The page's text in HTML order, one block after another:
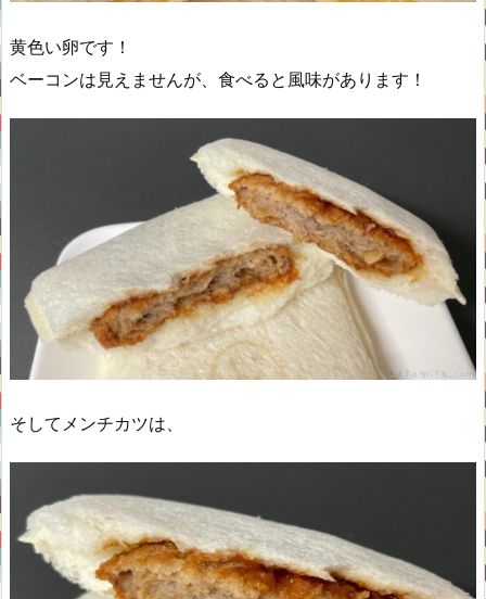
黄色い卵です！
ベーコンは見えませんが、食べると風味があります！
そしてメンチカツは、